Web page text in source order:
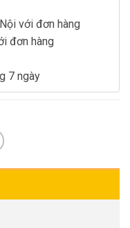
với đơn hàng
đơn hàng
7 ngày